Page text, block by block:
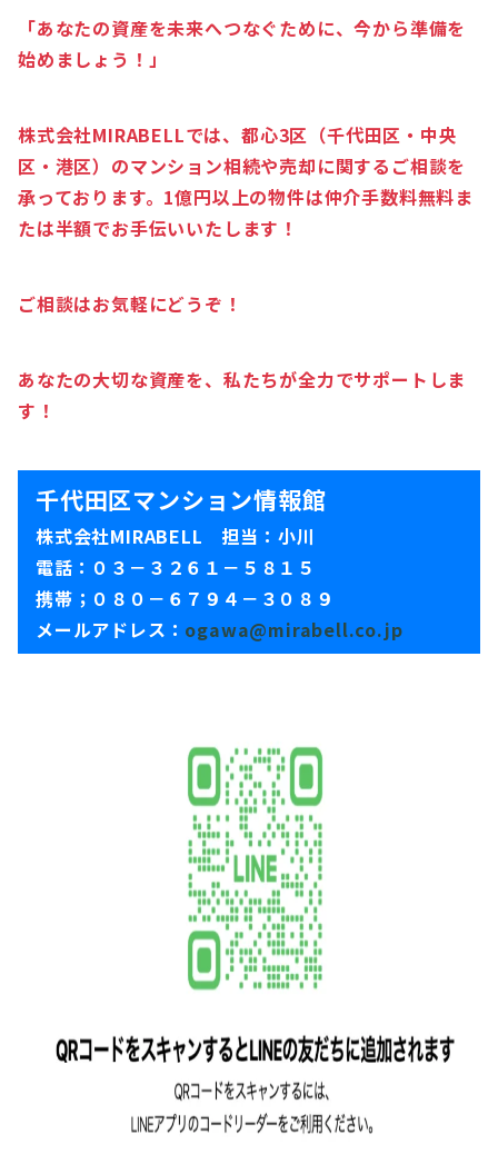
「あなたの資産を未来へつなぐために、今から準備を
始めましょう！」
株式会社MIRABELLでは、都心3区（千代田区・中央
区・港区）のマンション相続や売却に関するご相談を
承っております。1億円以上の物件は仲介手数料無料ま
たは半額でお手伝いいたします！
ご相談はお気軽にどうぞ！
あなたの大切な資産を、私たちが全力でサポートしま
す！
千代田区マンション情報館
株式会社MIRABELL 担当：小川
電話：０３－３２６１－５８１５
携帯；０８０－６７９４－３０８９
メールアドレス： ogawa@mirabell.co.jp